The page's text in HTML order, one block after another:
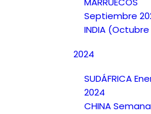
Septiembre
INDIA (Octubre
2024
SUDÁFRICA
2024
CHINA Semana